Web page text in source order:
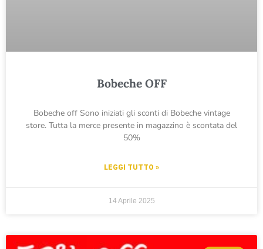
Bobeche OFF
Bobeche off Sono iniziati gli sconti di Bobeche vintage
store. Tutta la merce presente in magazzino è scontata del
50%
LEGGI TUTTO »
14 Aprile 2025